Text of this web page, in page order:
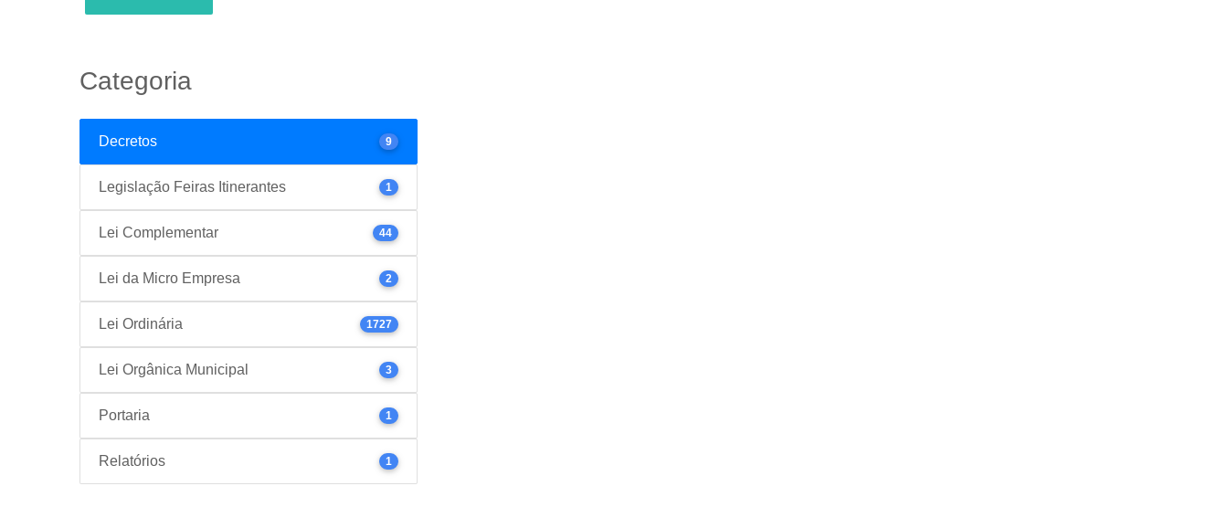
Categoria
Decretos 9
Legislação Feiras Itinerantes 1
Lei Complementar 44
Lei da Micro Empresa 2
Lei Ordinária 1727
Lei Orgânica Municipal 3
Portaria 1
Relatórios 1